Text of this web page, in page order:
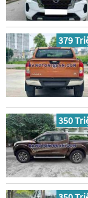
379
350